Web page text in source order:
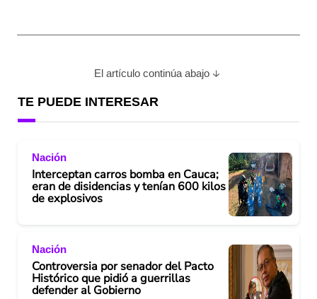
El artículo continúa abajo
TE PUEDE INTERESAR
Nación
Interceptan carros bomba en Cauca;
eran de disidencias y tenían 600 kilos
de explosivos
Nación
Controversia por senador del Pacto
Histórico que pidió a guerrillas
defender al Gobierno